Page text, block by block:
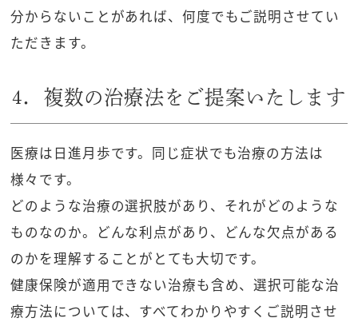
分からないことがあれば、何度でもご説明させてい
ただきます。
4．複数の治療法をご提案いたします
医療は日進月歩です。同じ症状でも治療の方法は
様々です。
どのような治療の選択肢があり、それがどのような
ものなのか。どんな利点があり、どんな欠点がある
のかを理解することがとても大切です。
健康保険が適用できない治療も含め、選択可能な治
療方法については、すべてわかりやすくご説明させ